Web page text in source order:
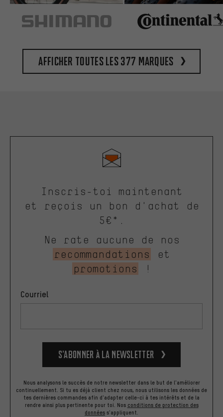
Afficher toutes les 377 marques
Inscris-toi maintenant
et reçois un bon d'achat de
5€*.
Ne rate aucune de nos
recommandations
et
promotions
!
Courriel
S’abonner à la newsletter
Nous analysons le succès de notre newsletter dans le but de l'améliorer
continuellement. Si tu es déjà client chez nous, nous utilisons les données de
tes dernières commandes afin d'adapter celle-ci à tes intérêts et de la
rendre ainsi plus pertinente pour toi. Nos conditions de protection des
données s'appliquent.